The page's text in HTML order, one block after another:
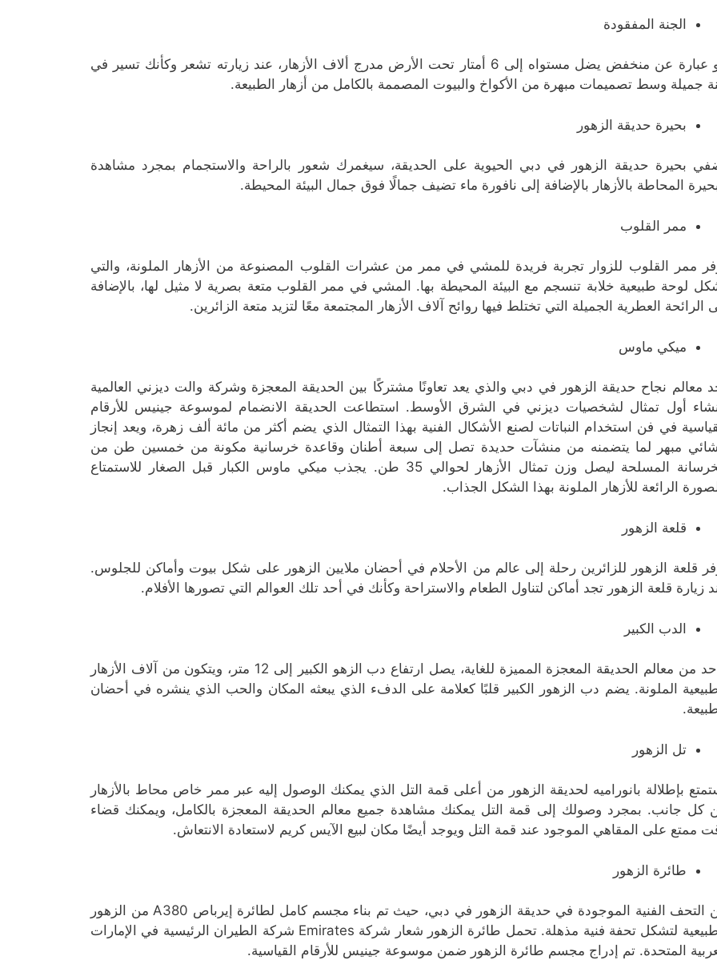
الجنة المفقودة
هو عبارة عن منخفض يضل مستواه إلى 6 أمتار تحت الأرض مدرج ألاف الأزهار، عند زيارته تشعر وكأنك تسير في
جميلة وسط تصميمات مبهرة من الأكواخ والبيوت المصممة بالكامل من أزهار الطبيعة.
بحيرة حديقة الزهور
بحيرة حديقة الزهور في دبي الحيوية على الحديقة، سيغمرك شعور بالراحة والاستجمام بمجرد مشاهدة
المحاطة بالأزهار بالإضافة إلى نافورة ماء تضيف جمالًا فوق جمال البيئة المحيطة.
ممر القلوب
ممر القلوب للزوار تجربة فريدة للمشي في ممر من عشرات القلوب المصنوعة من الأزهار الملونة، والتي
لوحة طبيعية خلابة تنسجم مع البيئة المحيطة بها. المشي في ممر القلوب متعة بصرية لا مثيل لها، بالإضافة
الرائحة العطرية الجميلة التي تختلط فيها روائح آلاف الأزهار المجتمعة معًا لتزيد متعة الزائرين.
ميكي ماوس
معالم نجاح حديقة الزهور في دبي والذي يعد تعاونًا مشتركًا بين الحديقة المعجزة وشركة والت ديزني العالمية
أول تمثال لشخصيات ديزني في الشرق الأوسط. استطاعت الحديقة الانضمام لموسوعة جينيس للأرقام
في فن استخدام النباتات لصنع الأشكال الفنية بهذا التمثال الذي يضم أكثر من مائة ألف زهرة، ويعد إنجاز
مبهر لما يتضمنه من منشآت حديدة تصل إلى سبعة أطنان وقاعدة خرسانية مكونة من خمسين طن من
الخرسانة المسلحة ليصل وزن تمثال الأزهار لحوالي 35 طن. يجذب ميكي ماوس الكبار قبل الصغار للاستمتاع
الرائعة للأزهار الملونة بهذا الشكل الجذاب.
قلعة الزهور
قلعة الزهور للزائرين رحلة إلى عالم من الأحلام في أحضان ملايين الزهور على شكل بيوت وأماكن للجلوس.
زيارة قلعة الزهور تجد أماكن لتناول الطعام والاستراحة وكأنك في أحد تلك العوالم التي تصورها الأفلام.
الدب الكبير
واحد من معالم الحديقة المعجزة المميزة للغاية، يصل ارتفاع دب الزهو الكبير إلى 12 متر، ويتكون من آلاف الأزهار
الملونة. يضم دب الزهور الكبير قلبًا كعلامة على الدفء الذي يبعثه المكان والحب الذي ينشره في أحضان
تل الزهور
بإطلالة بانوراميه لحديقة الزهور من أعلى قمة التل الذي يمكنك الوصول إليه عبر ممر خاص محاط بالأزهار
كل جانب. بمجرد وصولك إلى قمة التل يمكنك مشاهدة جميع معالم الحديقة المعجزة بالكامل، ويمكنك قضاء
ممتع على المقاهي الموجود عند قمة التل ويوجد أيضًا مكان لبيع الآيس كريم لاستعادة الانتعاش.
طائرة الزهور
من التحف الفنية الموجودة في حديقة الزهور في دبي، حيث تم بناء مجسم كامل لطائرة إيرباص A380 من الزهور
الطبيعية لتشكل تحفة فنية مذهلة. تحمل طائرة الزهور شعار شركة Emirates شركة الطيران الرئيسية في الإمارات
المتحدة. تم إدراج مجسم طائرة الزهور ضمن موسوعة جينيس للأرقام القياسية.